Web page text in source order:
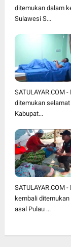
ditemukan dalam
Sulawesi S...
SATULAYAR.COM
ditemukan selamat
Kabupat...
SATULAYAR.COM
kembali ditemukan
asal Pulau ...